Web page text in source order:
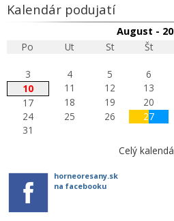
Kalendár podujatí
August -
Po
Ut St Št
3
4 5 6
10
11 12 13
17
18 19 20
24
25 26 27
31
Celý
horneoresany.sk
na facebooku